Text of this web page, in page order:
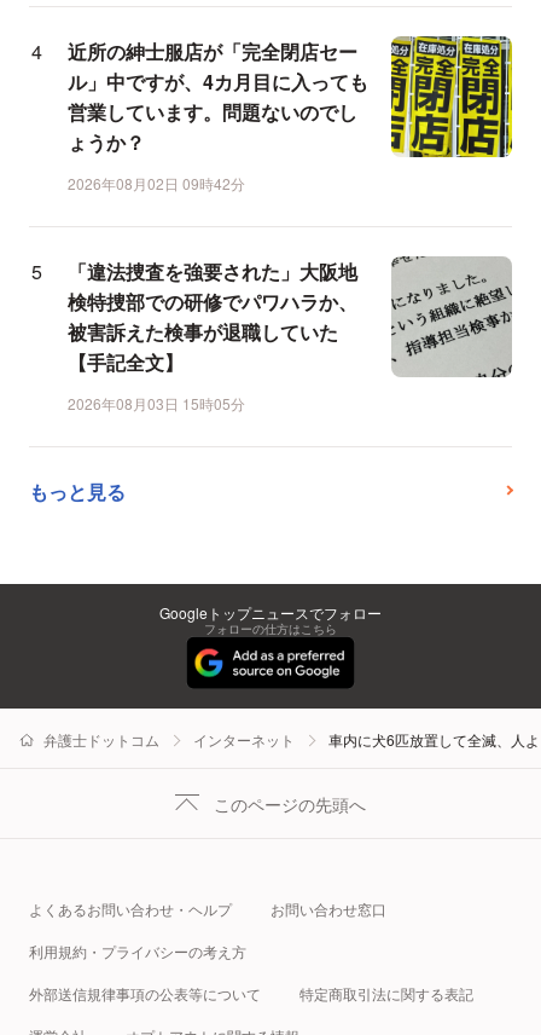
近所の紳士服店が「完全閉店セー
ル」中ですが、4カ月目に入っても
営業しています。問題ないのでし
ょうか？
2026年08月02日 09時42分
「違法捜査を強要された」大阪地
検特捜部での研修でパワハラか、
被害訴えた検事が退職していた
【手記全文】
2026年08月03日 15時05分
もっと見る
Googleトップニュースでフォロー
フォローの仕方はこちら
弁護士ドットコム インターネット 車内に犬6匹放置して全滅、人
このページの先頭へ
よくあるお問い合わせ・ヘルプ お問い合わせ窓口
利用規約・プライバシーの考え方
外部送信規律事項の公表等について 特定商取引法に関する表記